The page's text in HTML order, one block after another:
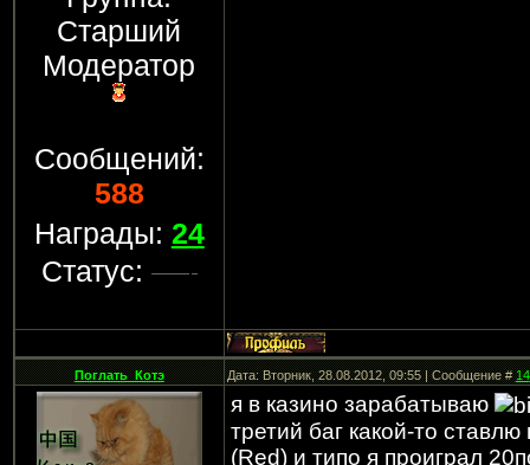
Старший
Модератор
Сообщений:
588
Награды: 24
Статус:
Поглать_Котэ Дата: Вторник, 28.08.2012, 09:55 | Сообщение #14
я в казино зарабатываю
третий баг какой-то
(Red) и типо я проиграл